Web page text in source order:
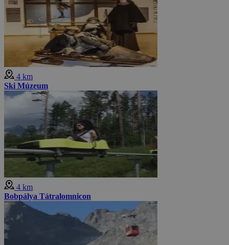
4 km
Ski Múzeum
4 km
Bobpálya Tátralomnicon